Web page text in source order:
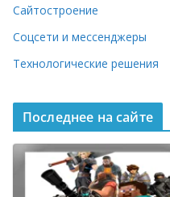
Сайтостроение
Соцсети и мессенджеры
Технологические решения
Последнее на сайте